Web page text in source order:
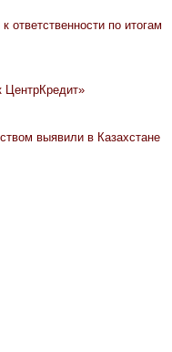
по итогам
ЦентрКредит»
выявили в Казахстане